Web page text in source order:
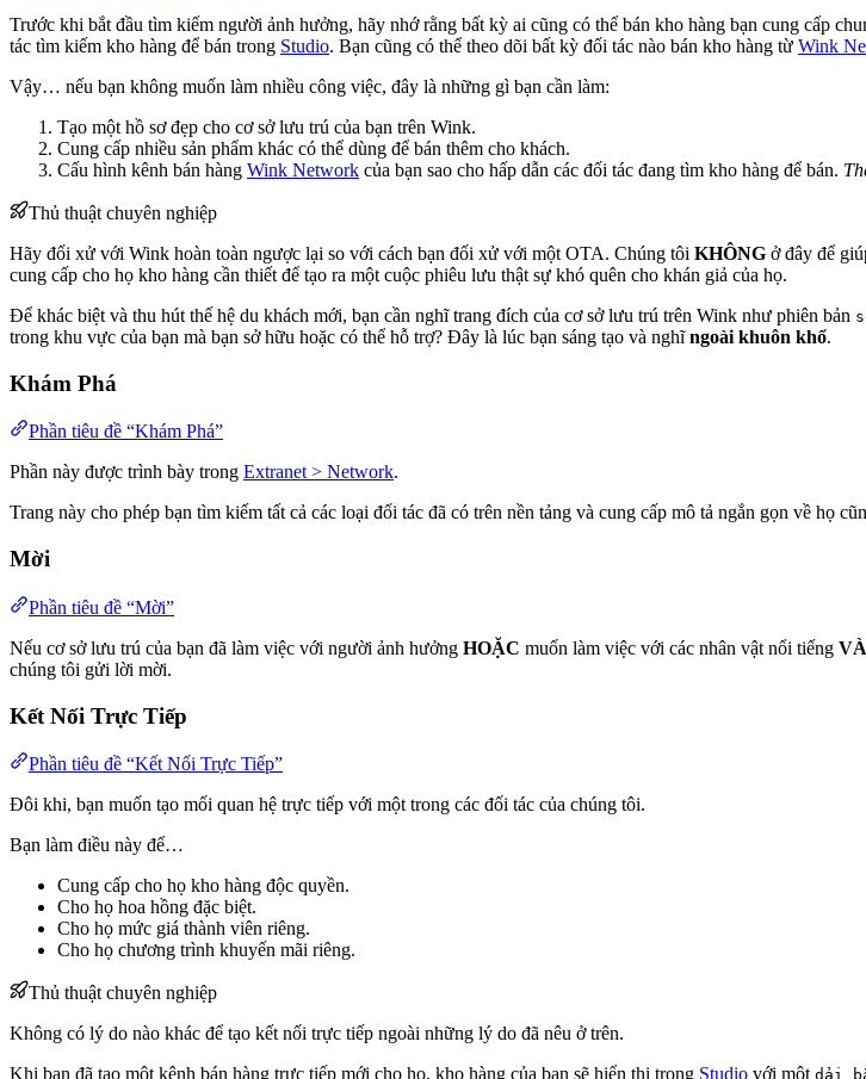
Trước khi bắt đầu tìm kiếm người ảnh hưởng, hãy nhớ rằng bất kỳ ai cũng có thể bán kho hàng bạn cung cấp
tác tìm kiếm kho hàng để bán trong Studio. Bạn cũng có thể theo dõi bất kỳ đối tác nào bán kho hàng từ Wink
Vậy… nếu bạn không muốn làm nhiều công việc, đây là những gì bạn cần làm:
Tạo một hồ sơ đẹp cho cơ sở lưu trú của bạn trên Wink.
Cung cấp nhiều sản phẩm khác có thể dùng để bán thêm cho khách.
Cấu hình kênh bán hàng Wink Network của bạn sao cho hấp dẫn các đối tác đang tìm kho hàng để bán.
Thủ thuật chuyên nghiệp
Hãy đối xử với Wink hoàn toàn ngược lại so với cách bạn đối xử với một OTA. Chúng tôi KHÔNG ở đây để
cung cấp cho họ kho hàng cần thiết để tạo ra một cuộc phiêu lưu thật sự khó quên cho khán giả của họ.
Để khác biệt và thu hút thế hệ du khách mới, bạn cần nghĩ trang đích của cơ sở lưu trú trên Wink như phiên bản
trong khu vực của bạn mà bạn sở hữu hoặc có thể hỗ trợ? Đây là lúc bạn sáng tạo và nghĩngoài khuôn khổ.
Khám Phá
Phần tiêu đề “Khám Phá”
Phần này được trình bày trong Extranet > Network.
Trang này cho phép bạn tìm kiếm tất cả các loại đối tác đã có trên nền tảng và cung cấp mô tả ngắn gọn về họ
Mời
Phần tiêu đề “Mời”
Nếu cơ sở lưu trú của bạn đã làm việc với người ảnh hưởng HOẶC muốn làm việc với các nhân vật nổi tiếng VÀ
chúng tôi gửi lời mời.
Kết Nối Trực Tiếp
Phần tiêu đề “Kết Nối Trực Tiếp”
Đôi khi, bạn muốn tạo mối quan hệ trực tiếp với một trong các đối tác của chúng tôi.
Bạn làm điều này để…
Cung cấp cho họ kho hàng độc quyền.
Cho họ hoa hồng đặc biệt.
Cho họ mức giá thành viên riêng.
Cho họ chương trình khuyến mãi riêng.
Thủ thuật chuyên nghiệp
Không có lý do nào khác để tạo kết nối trực tiếp ngoài những lý do đã nêu ở trên.
Khi bạn đã tạo một kênh bán hàng trực tiếp mới cho họ, kho hàng của bạn sẽ hiển thị trong Studio với một dải